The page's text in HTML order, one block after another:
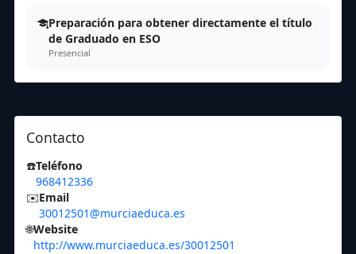
Preparación para obtener directamente el título
de Graduado en ESO
Presencial
Contacto
☎️Teléfono
968412336
✉️Email
30012501@murciaeduca.es
🌐Website
http://www.murciaeduca.es/30012501